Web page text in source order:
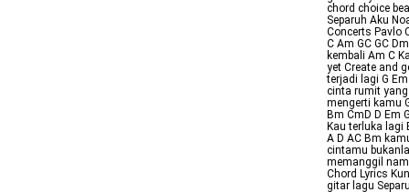
chord choice
Separuh Aku
Concerts Pavlo
C Am GC GC
kembali Am C
yet Create and
terjadi lagi G
cinta rumit
mengerti kamu
Bm CmD D Em
Kau terluka lagi
A D AC Bm
cintamu
memanggil
Chord Lyrics
gitar lagu